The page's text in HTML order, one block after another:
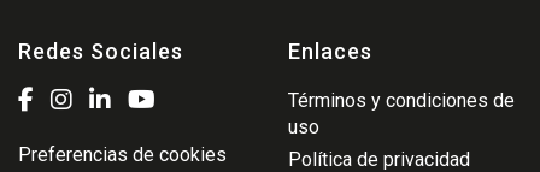
Redes Sociales
Preferencias de cookies
Enlaces
Términos y condiciones de
uso
Política de privacidad